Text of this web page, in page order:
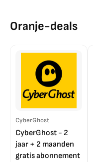
Oranje-deals
CyberGhost
CyberGhost - 2
jaar + 2 maanden
gratis abonnement